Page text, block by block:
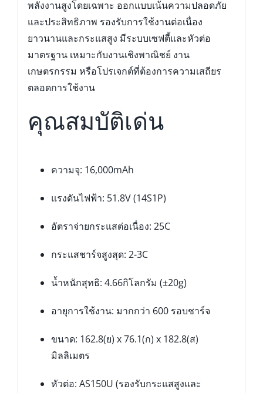
พลังงานสูงโดยเฉพาะ ออกแบบเน้นความปลอดภัย
และประสิทธิภาพ รองรับการใช้งานต่อเนื่อง
ยาวนานและกระแสสูง มีระบบเซฟตี้และหัวต่อ
มาตรฐาน เหมาะกับงานเชิงพาณิชย์ งาน
เกษตรกรรม หรือโปรเจกต์ที่ต้องการความเสถียร
ตลอดการใช้งาน
คุณสมบัติเด่น
ความจุ: 16,000mAh
แรงดันไฟฟ้า: 51.8V (14S1P)
อัตราจ่ายกระแสต่อเนื่อง: 25C
กระแสชาร์จสูงสุด: 2-3C
น้ำหนักสุทธิ: 4.66กิโลกรัม (±20g)
อายุการใช้งาน: มากกว่า 600 รอบชาร์จ
ขนาด: 162.8(ย) x 76.1(ก) x 182.8(ส)
มิลลิเมตร
หัวต่อ: AS150U (รองรับกระแสสูงและ